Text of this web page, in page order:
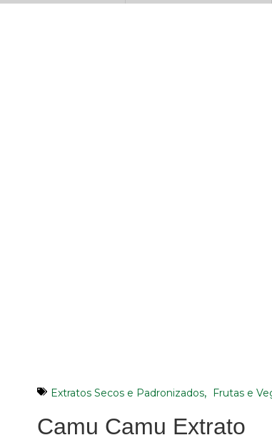
Extratos Secos e Padronizados, Frutas e
Camu Camu Extrato